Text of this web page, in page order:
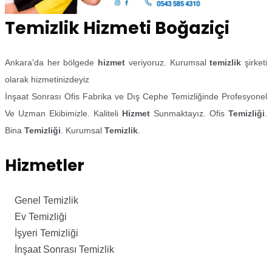
Temizlik Hizmeti Boğaziçi
Ankara'da her bölgede hizmet veriyoruz. Kurumsaltemizlik şirketi
olarak hizmetinizdeyiz
İnşaat Sonrası Ofis Fabrika ve Dış Cephe Temizliğinde Profesyonel
Ve Uzman Ekibimizle. Kaliteli Hizmet Sunmaktayız. Ofis Temizliği
Bina Temizliği . Kurumsal Temizlik
Hizmetler
Genel Temizlik
Ev Temizliği
İşyeri Temizliği
İnşaat Sonrası Temizlik